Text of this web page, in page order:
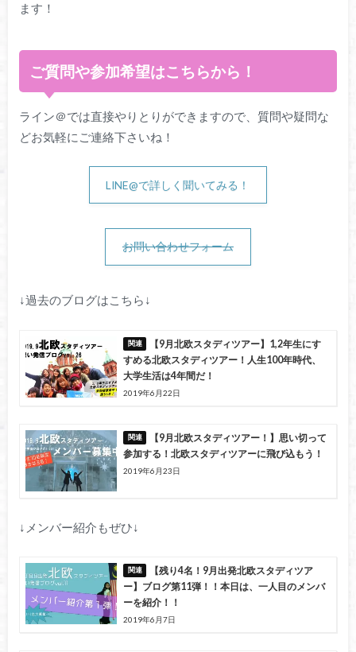
ます！
ご質問や参加希望はこちらから！
ライン＠では直接やりとりができますので、質問や疑問な
どお気軽にご連絡下さいね！
LINE@で詳しく聞いてみる！
お問い合わせフォーム
↓過去のブログはこちら↓
【9月北欧スタディツアー】1,2年生にす
すめる北欧スタディツアー！人生100年時代、
大学生活は4年間だ！
2019年6月22日
【9月北欧スタディツアー！】思い切って
参加する！北欧スタディツアーに飛び込もう！
2019年6月23日
↓メンバー紹介もぜひ↓
【残り4名！9月出発北欧スタディツア
ー】ブログ第11弾！！本日は、一人目のメンバ
ーを紹介！！
2019年6月7日